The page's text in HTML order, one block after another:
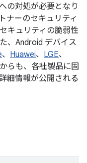
の対処が必要となり
ナーのセキュリティ
キュリティの脆弱性
、Android デバイス
、 Huawei、 LGE、
らも、各社製品に固
細情報が公開される